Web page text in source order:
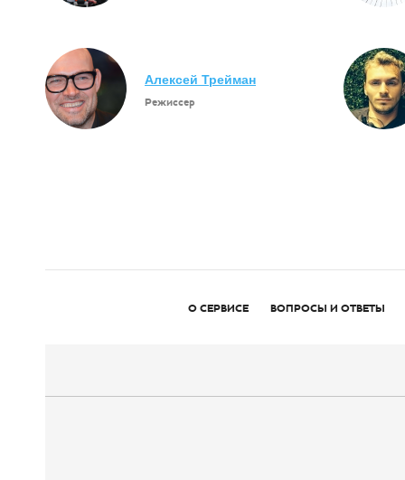
Алексей Трейман
Режиссер
О СЕРВИСЕ ВОПРОСЫ И ОТВЕТЫ